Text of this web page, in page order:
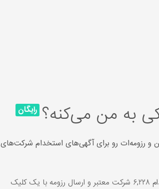
به من می‌کنه؟ رایگان
و رزومه‌ات رو برای آگهی‌های استخدام شرکت‌های